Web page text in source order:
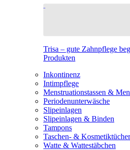
Trisa – gute Zahnpflege
Produkten
Inkontinenz
Intimpflege
Menstruationstassen &
Periodenunterwäsche
Slipeinlagen
Slipeinlagen & Binden
Tampons
Taschen- & Kosmetiktücher
Watte & Wattestäbchen